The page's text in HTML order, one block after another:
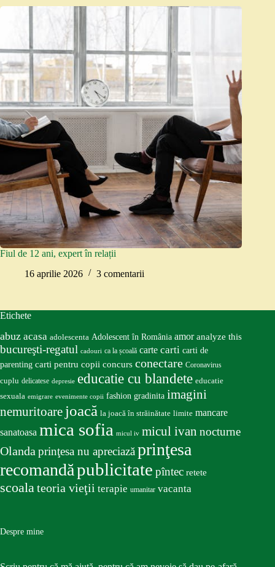
Fiul de 12 ani, expert în relații
16 aprilie 2026
3 comentarii
Etichete
abuz acasa adolescenta Adolescent în România amor analyze this
bucureşti-regatul cadouri ca la școală carte carti carti de
parenting carti pentru copii concurs conectare Coronavirus
cuplu delicatese depresie educatie cu blandete educatie
sexuala emigrare evenimente copii fashion gradinita imagini
nemuritoare joacă la joacă în străinătate limite mancare
sanatoasa mica sofia micul iv micul ivan nocturne
Olandaprinţesa nu apreciazăprinţesa
recomandăpublicitate pîntec retete
scoalateoria vieţii terapie umanitar vacanta
Despre mine